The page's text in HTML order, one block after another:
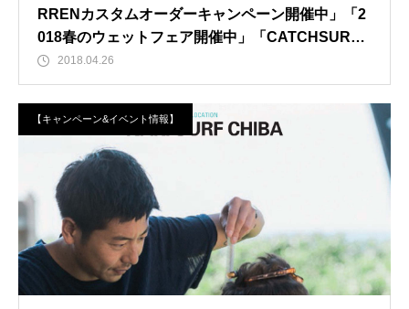
RRENカスタムオーダーキャンペーン開催中」「2
018春のウェットフェア開催中」「CATCHSURF2
018先行予約開始」
2018.04.26
【キャンペーン&イベント情報】